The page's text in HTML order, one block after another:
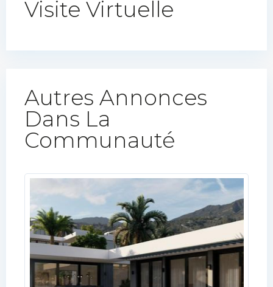
Visite Virtuelle
Autres Annonces
Dans La
Communauté​